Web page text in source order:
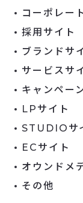
コーポレー
採用サイト
ブランドサ
サービスサ
キャンペー
LPサイト
STUDIOサ
ECサイト
オウンドメ
その他